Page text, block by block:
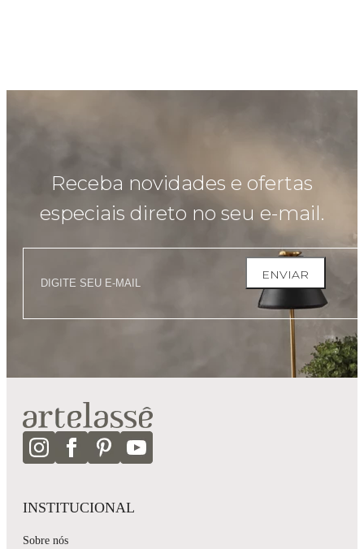
Receba novidades e ofertas
especiais direto no seu e-mail.
ENVIAR
INSTITUCIONAL
Sobre nós